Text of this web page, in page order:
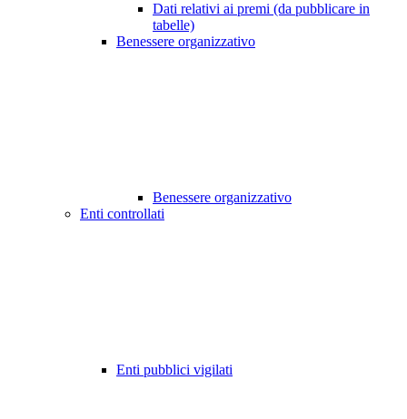
Dati relativi ai premi (da pubblicare in
tabelle)
Benessere organizzativo
Benessere organizzativo
Enti controllati
Enti pubblici vigilati